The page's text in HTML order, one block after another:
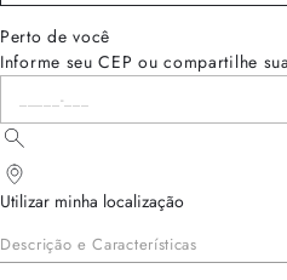
Perto de você
Informe seu CEP ou compartilhe
Utilizar minha localização
Descrição e Características